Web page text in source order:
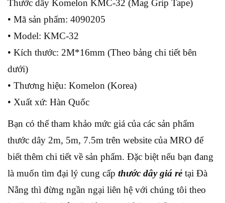
Thước dây Komelon KMC-32 (Mag Grip Tape)
• Mã sản phẩm: 4090205
• Model: KMC-32
• Kích thước: 2M*16mm (Theo bảng chi tiết bên
dưới)
• Thương hiệu: Komelon (Korea)
• Xuất xứ: Hàn Quốc
Bạn có thể tham khảo mức giá của các sản phẩm
thước dây 2m, 5m, 7.5m trên website của MRO để
biết thêm chi tiết về sản phẩm. Đặc biệt nếu bạn đang
là muốn tìm đại lý cung cấp thước dây giá rẻ tại Đà
Nẵng thì đừng ngần ngại liên hệ với chúng tôi theo